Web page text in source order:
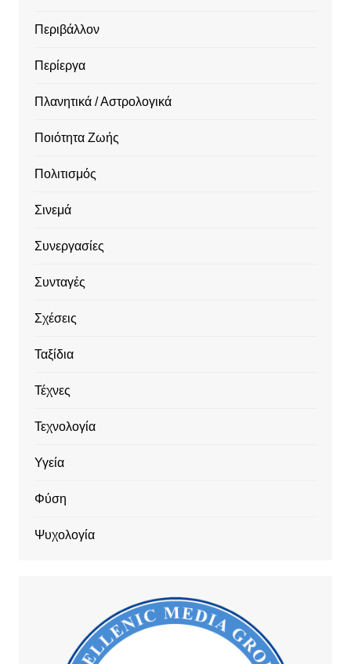
Περιβάλλον
Περίεργα
Πλανητικά / Αστρολογικά
Ποιότητα Ζωής
Πολιτισμός
Σινεμά
Συνεργασίες
Συνταγές
Σχέσεις
Ταξίδια
Τέχνες
Τεχνολογία
Υγεία
Φύση
Ψυχολογία